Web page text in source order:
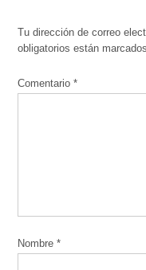
Tu dirección de correo
obligatorios están
Comentario*
Nombre*